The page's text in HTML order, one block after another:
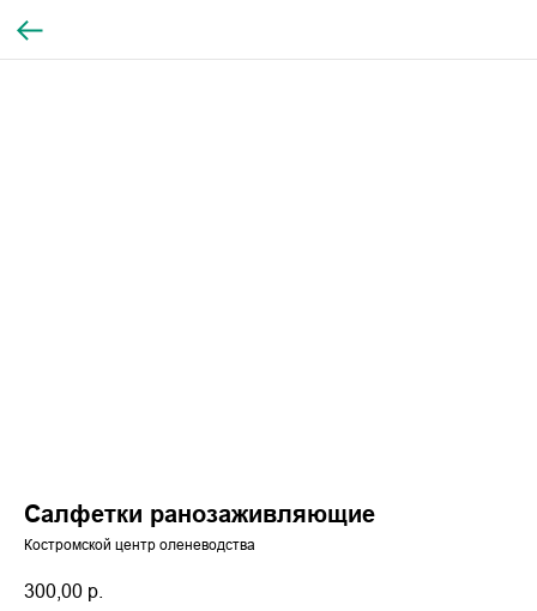
Салфетки ранозаживляющие
Костромской центр оленеводства
300,00 р.